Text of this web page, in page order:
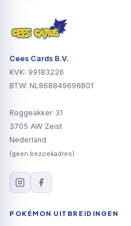
Cees Cards B.V.
KVK: 99183226
BTW: NL868849698B01
Roggeakker 31
3705 AW Zeist
Nederland
(geen bezoekadres)
POKÉMON UITBREIDINGEN